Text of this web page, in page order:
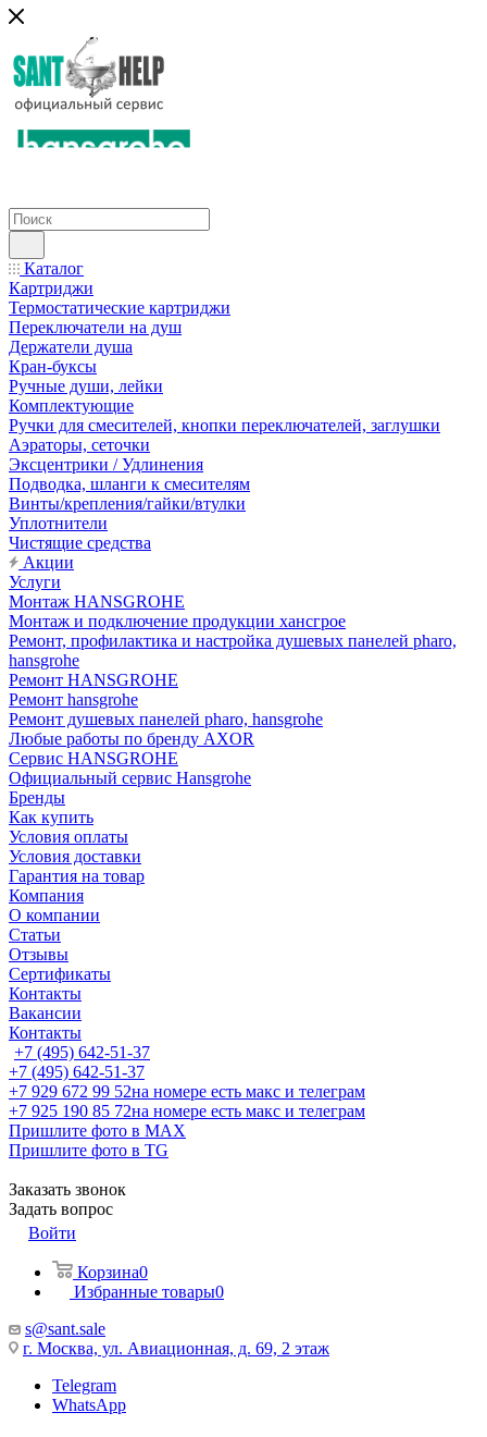
Каталог
Картриджи
Термостатические картриджи
Переключатели на душ
Держатели душа
Кран-буксы
Ручные души, лейки
Комплектующие
Ручки для смесителей, кнопки переключателей, заглушки
Аэраторы, сеточки
Эксцентрики / Удлинения
Подводка, шланги к смесителям
Винты/крепления/гайки/втулки
Уплотнители
Чистящие средства
Акции
Услуги
Монтаж HANSGROHE
Монтаж и подключение продукции хансгрое
Ремонт, профилактика и настройка душевых панелей pharo,
hansgrohe
Ремонт HANSGROHE
Ремонт hansgrohe
Ремонт душевых панелей pharo, hansgrohe
Любые работы по бренду AXOR
Сервис HANSGROHE
Официальный сервис Hansgrohe
Бренды
Как купить
Условия оплаты
Условия доставки
Гарантия на товар
Компания
О компании
Статьи
Отзывы
Сертификаты
Контакты
Вакансии
Контакты
+7 (495) 642-51-37
+7 (495) 642-51-37
+7 929 672 99 52на номере есть макс и телеграм
+7 925 190 85 72на номере есть макс и телеграм
Пришлите фото в MAX
Пришлите фото в TG
Заказать звонок
Задать вопрос
Войти
Корзина0
Избранные товары0
s@sant.sale
г. Москва, ул. Авиационная, д. 69, 2 этаж
Telegram
WhatsApp